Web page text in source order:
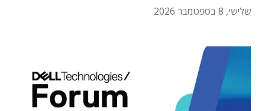
שלישי, 8 בספטמבר 2026